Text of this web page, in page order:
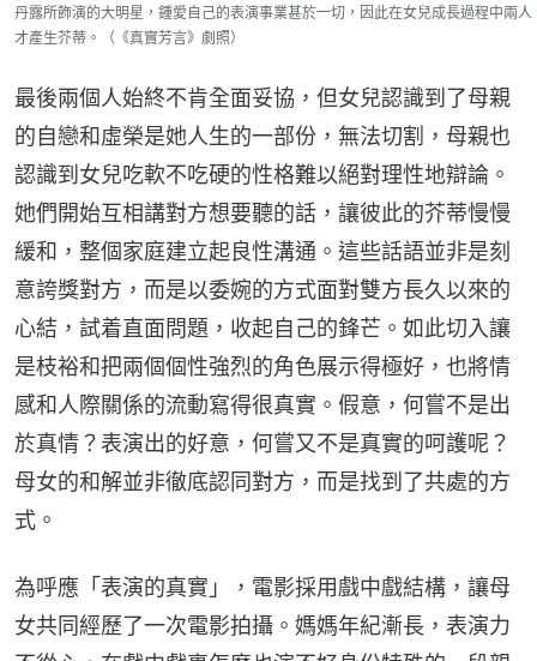
丹露所飾演的大明星，鍾愛自己的表演事業甚於一切，因此在女兒成長過程中兩人
才產生芥蒂。（《真實芳言》劇照）
最後兩個人始終不肯全面妥協，但女兒認識到了母親
的自戀和虛榮是她人生的一部份，無法切割，母親也
認識到女兒吃軟不吃硬的性格難以絕對理性地辯論。
她們開始互相講對方想要聽的話，讓彼此的芥蒂慢慢
緩和，整個家庭建立起良性溝通。這些話語並非是刻
意誇獎對方，而是以委婉的方式面對雙方長久以來的
心結，試着直面問題，收起自己的鋒芒。如此切入讓
是枝裕和把兩個個性強烈的角色展示得極好，也將情
感和人際關係的流動寫得很真實。假意，何嘗不是出
於真情？表演出的好意，何嘗又不是真實的呵護呢？
母女的和解並非徹底認同對方，而是找到了共處的方
式。
為呼應「表演的真實」，電影採用戲中戲結構，讓母
女共同經歷了一次電影拍攝。媽媽年紀漸長，表演力